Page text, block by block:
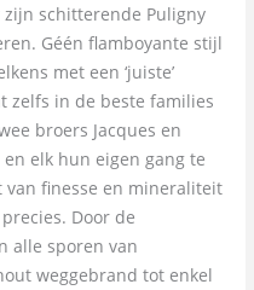
schitterende Puligny
Géén flamboyante stijl
met een ‘juiste’
zelfs in de beste families
broers Jacques en
elk hun eigen gang te
van finesse en mineraliteit
Door de
alle sporen van
weggebrand tot enkel